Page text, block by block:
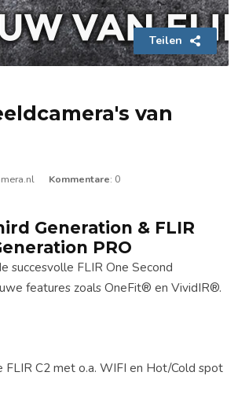
Teilen
van
Kommentare: 0
Generation & FLIR
PRO
succesvolle FLIR One Second
features zoals OneFit® en VividIR®.
FLIR C2 met o.a. WIFI en Hot/Cold spot